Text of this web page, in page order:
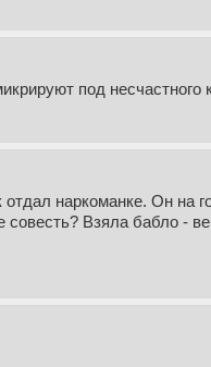
под несчастного
отдал наркоманке. Он
совесть? Взяла бабло -